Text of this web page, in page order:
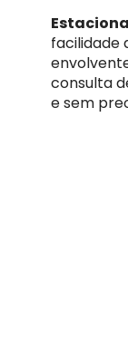
facilidade
consulta
e sem